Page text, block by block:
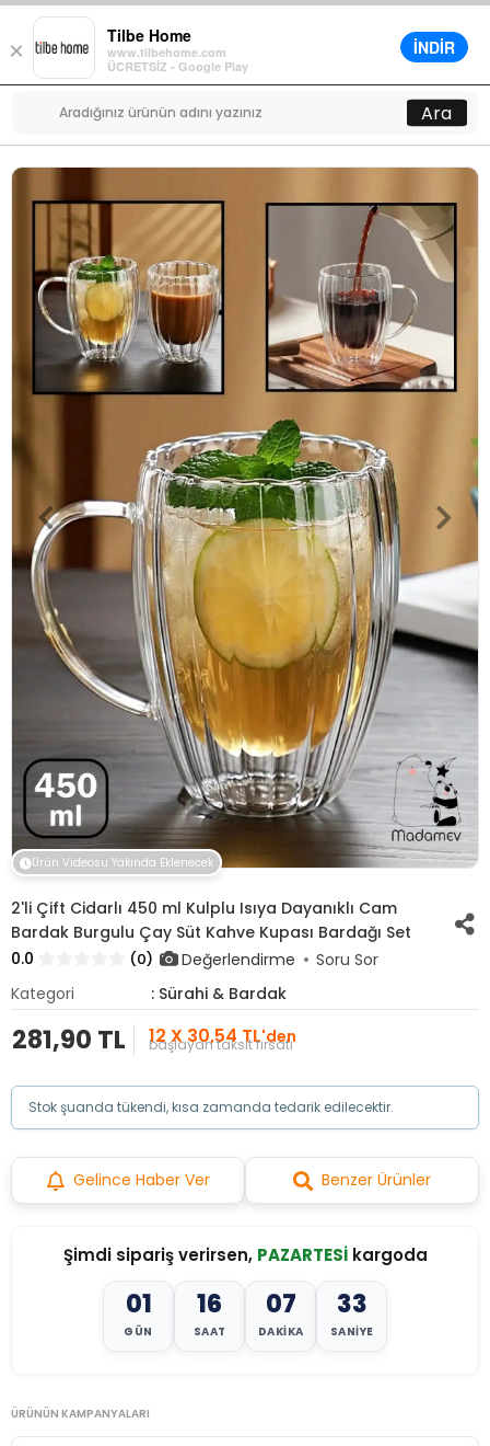
×
Tilbe Home
www.tilbehome.com
ÜCRETSİZ - Google Play
İNDİR
Menü
0
Ara
Ürün Videosu Yakında Eklenecek
2'li Çift Cidarlı 450 ml Kulplu Isıya Dayanıklı Cam
Bardak Burgulu Çay Süt Kahve Kupası Bardağı Set
0.0
(0) Değerlendirme
Soru Sor
Kategori
: Sürahi & Bardak
281,90 TL 12 X 30,54 TL'den
başlayan taksit fırsatı
Stok şuanda tükendi, kısa zamanda tedarik edilecektir.
Gelince Haber Ver Benzer Ürünler
Şimdi sipariş verirsen, PAZARTESİkargoda
01
GÜN
16
SAAT
07
DAKIKA
31
SANIYE
ÜRÜNÜN KAMPANYALARI